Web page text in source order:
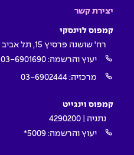
יצירת קשר
קמפוס לוינסקי
רח' שושנה פרסיץ 15, תל אביב
יעוץ והרשמה: 03-6901690
מרכזיה: 03-6902444
קמפוס וינגייט
נתניה | 4290200
יעוץ והרשמה: 5009*